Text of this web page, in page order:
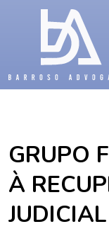
GRUPO
À
JUDICIAL